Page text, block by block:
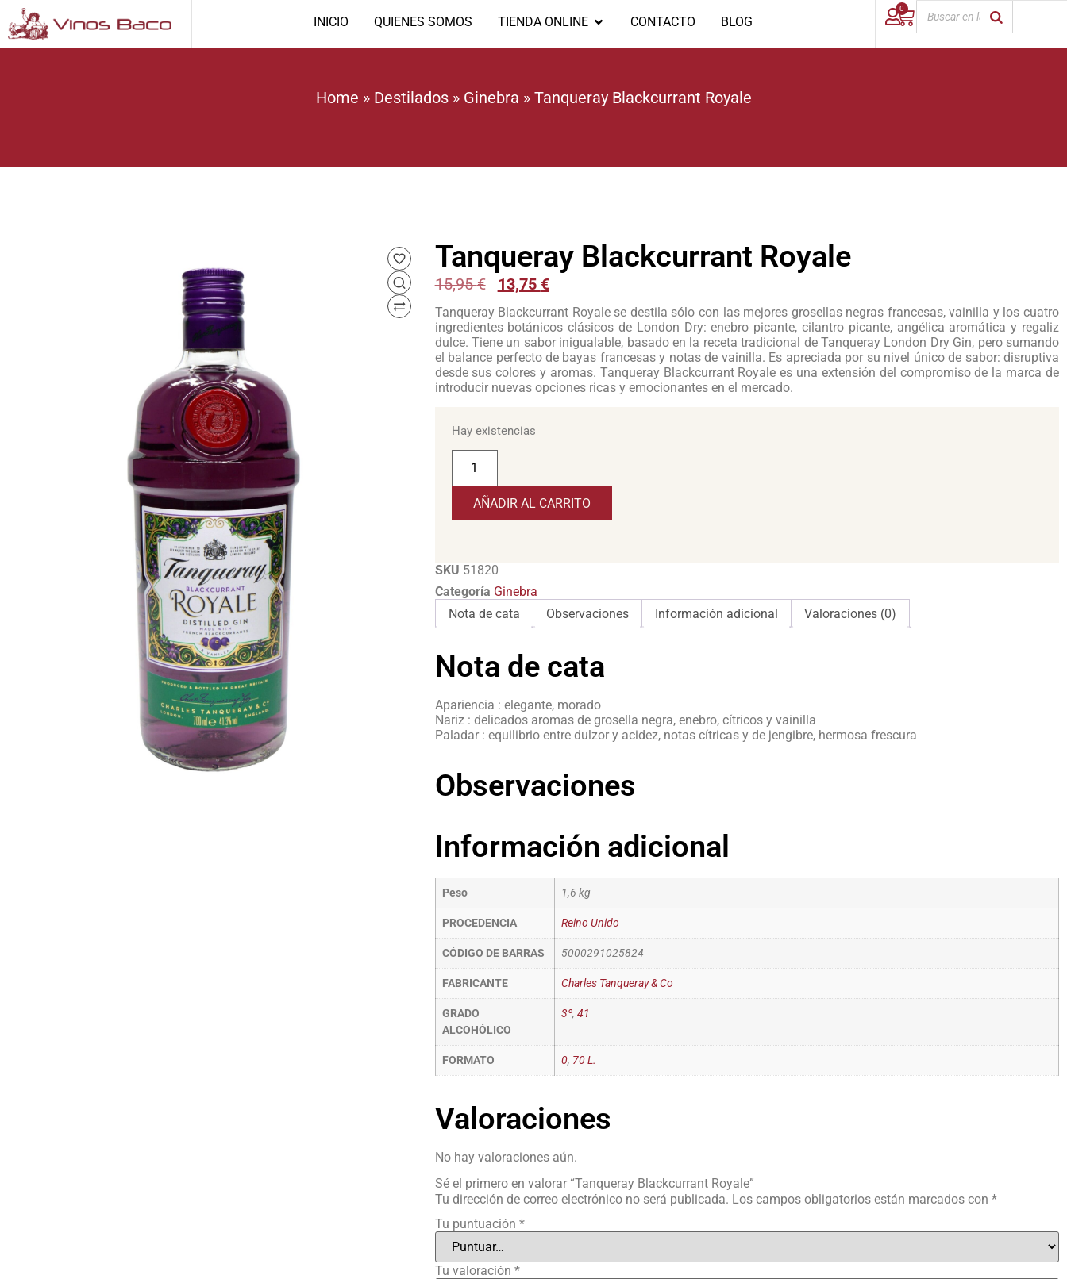
INICIO QUIENES SOMOS TIENDA ONLINE CONTACTO BLOG
0
Home » Destilados» Ginebra » Tanqueray Blackcurrant Royale
Tanqueray Blackcurrant Royale
15,95€ 13,75 €
Tanqueray Blackcurrant Royale se destila sólo con las mejores grosellas negras francesas, vainilla y los cuatro
ingredientes botánicos clásicos de London Dry: enebro picante, cilantro picante, angélica aromática y regaliz
dulce. Tiene un sabor inigualable, basado en la receta tradicional de Tanqueray London Dry Gin, pero sumando
el balance perfecto de bayas francesas y notas de vainilla. Es apreciada por su nivel único de sabor: disruptiva
desde sus colores y aromas. Tanqueray Blackcurrant Royale es una extensión del compromiso de la marca de
introducir nuevas opciones ricas y emocionantes en el mercado.
Hay existencias
AÑADIR AL CARRITO
SKU 51820
Categoría Ginebra
Nota de cata
Observaciones Información adicional Valoraciones (0)
Nota de cata
Apariencia : elegante, morado
Nariz : delicados aromas de grosella negra, enebro, cítricos y vainilla
Paladar : equilibrio entre dulzor y acidez, notas cítricas y de jengibre, hermosa frescura
Observaciones
Información adicional
Peso 1,6 kg
PROCEDENCIA Reino Unido
CÓDIGO DE BARRAS 5000291025824
FABRICANTE Charles Tanqueray & Co
GRADO
ALCOHÓLICO
3º, 41
FORMATO 0, 70 L.
Valoraciones
No hay valoraciones aún.
Sé el primero en valorar “Tanqueray Blackcurrant Royale”
Tu dirección de correo electrónico no será publicada. Los campos obligatorios están marcados con *
Tu puntuación *
Tu valoración *